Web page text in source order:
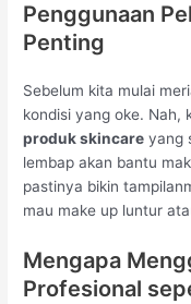
Penggunaan
Penting
Sebelum kita mulai
kondisi yang oke. Nah,
produk skincare yang
lembap akan bantu
pastinya bikin
mau make up luntur
Mengapa
Profesional